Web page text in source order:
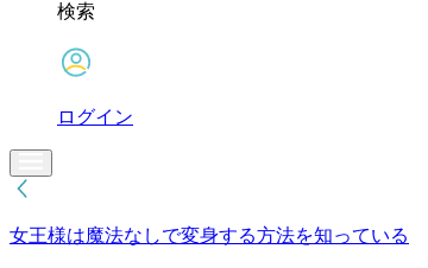
検索
ログイン
女王様は魔法なしで変身する方法を知っている